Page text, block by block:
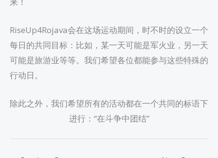
RiseUp4Rojava会在这场运动期间，时不时的设立一个
每日的共同目标：比如，某一天可能是军火业，另一天
可能是旅游业等等。我们希望各位都能参与这些特殊的
行动日。
除此之外，我们希望所有的活动都在一个共同的标语下
进行：“在斗争中团结”